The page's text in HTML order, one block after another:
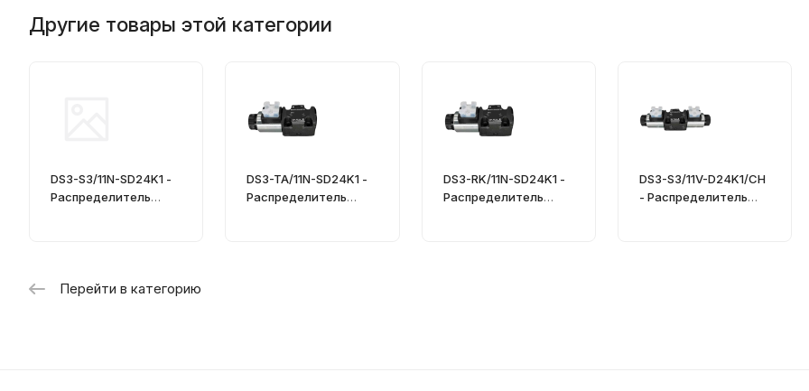
Другие товары этой категории
DS3-S3/11N-SD24K1 -
Распределитель
DS3-TA/11N-SD24K1 -
Распределитель
DS3-RK/11N-SD24K1 -
Распределитель
DS3-S3/11V-D24K1/CH
- Распределитель
Перейти в категорию